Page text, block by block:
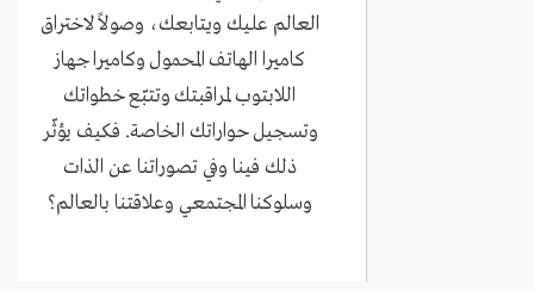
العالم عليك ويتابعك، وصولاً لاختراق
كاميرا الهاتف المحمول وكاميرا جهاز
اللابتوب لمراقبتك وتتبّع خطواتك
وتسجيل حواراتك الخاصة. فكيف يؤثّر
ذلك فينا وفي تصوراتنا عن الذات
وسلوكنا المجتمعي وعلاقتنا بالعالم؟